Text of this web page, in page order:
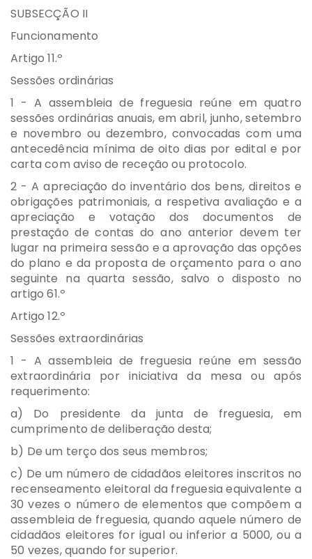
SUBSECÇÃO II
Funcionamento
Artigo 11.º
Sessões ordinárias
1 - A assembleia de freguesia reúne em quatro
sessões ordinárias anuais, em abril, junho, setembro
e novembro ou dezembro, convocadas com uma
antecedência mínima de oito dias por edital e por
carta com aviso de receção ou protocolo.
2 - A apreciação do inventário dos bens, direitos e
obrigações patrimoniais, a respetiva avaliação e a
apreciação e votação dos documentos de
prestação de contas do ano anterior devem ter
lugar na primeira sessão e a aprovação das opções
do plano e da proposta de orçamento para o ano
seguinte na quarta sessão, salvo o disposto no
artigo 61.º
Artigo 12.º
Sessões extraordinárias
1 - A assembleia de freguesia reúne em sessão
extraordinária por iniciativa da mesa ou após
requerimento:
a) Do presidente da junta de freguesia, em
cumprimento de deliberação desta;
b) De um terço dos seus membros;
c) De um número de cidadãos eleitores inscritos no
recenseamento eleitoral da freguesia equivalente a
30 vezes o número de elementos que compõem a
assembleia de freguesia, quando aquele número de
cidadãos eleitores for igual ou inferior a 5000, ou a
50 vezes, quando for superior.